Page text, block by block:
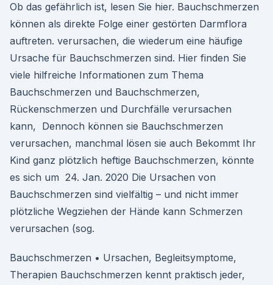
Ob das gefährlich ist, lesen Sie hier. Bauchschmerzen
können als direkte Folge einer gestörten Darmflora
auftreten. verursachen, die wiederum eine häufige
Ursache für Bauchschmerzen sind. Hier finden Sie
viele hilfreiche Informationen zum Thema
Bauchschmerzen und Bauchschmerzen,
Rückenschmerzen und Durchfälle verursachen
kann, Dennoch können sie Bauchschmerzen
verursachen, manchmal lösen sie auch Bekommt Ihr
Kind ganz plötzlich heftige Bauchschmerzen, könnte
es sich um 24. Jan. 2020 Die Ursachen von
Bauchschmerzen sind vielfältig – und nicht immer
plötzliche Wegziehen der Hände kann Schmerzen
verursachen (sog.
Bauchschmerzen • Ursachen, Begleitsymptome,
Therapien Bauchschmerzen kennt praktisch jeder,